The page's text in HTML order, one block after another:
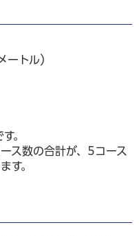
トル）
。
ス数の合計が、5コース
す。